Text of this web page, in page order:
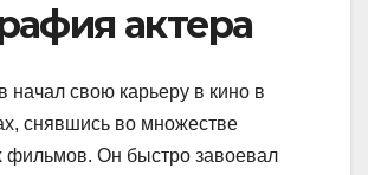
актера
начал свою карьеру в кино в
снявшись во множестве
фильмов. Он быстро завоевал